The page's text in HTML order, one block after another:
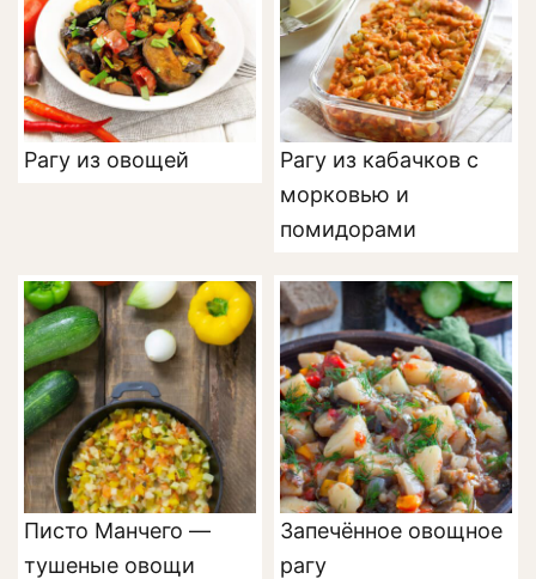
Рагу из овощей
Рагу из кабачков с
морковью и
помидорами
Писто Манчего —
тушеные овощи
Запечённое овощное
рагу